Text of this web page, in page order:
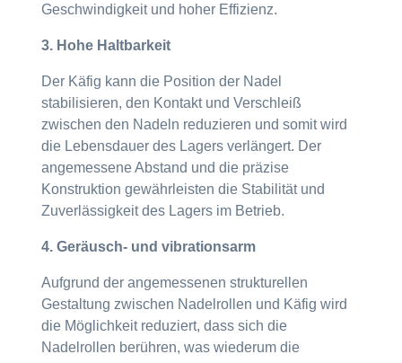
Geschwindigkeit und hoher Effizienz.
3. Hohe Haltbarkeit
Der Käfig kann die Position der Nadel
stabilisieren, den Kontakt und Verschleiß
zwischen den Nadeln reduzieren und somit wird
die Lebensdauer des Lagers verlängert. Der
angemessene Abstand und die präzise
Konstruktion gewährleisten die Stabilität und
Zuverlässigkeit des Lagers im Betrieb.
4. Geräusch- und vibrationsarm
Aufgrund der angemessenen strukturellen
Gestaltung zwischen Nadelrollen und Käfig wird
die Möglichkeit reduziert, dass sich die
Nadelrollen berühren, was wiederum die